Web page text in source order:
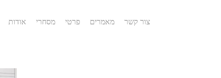
אודות מסחרי פרטי מאמרים צור קשר